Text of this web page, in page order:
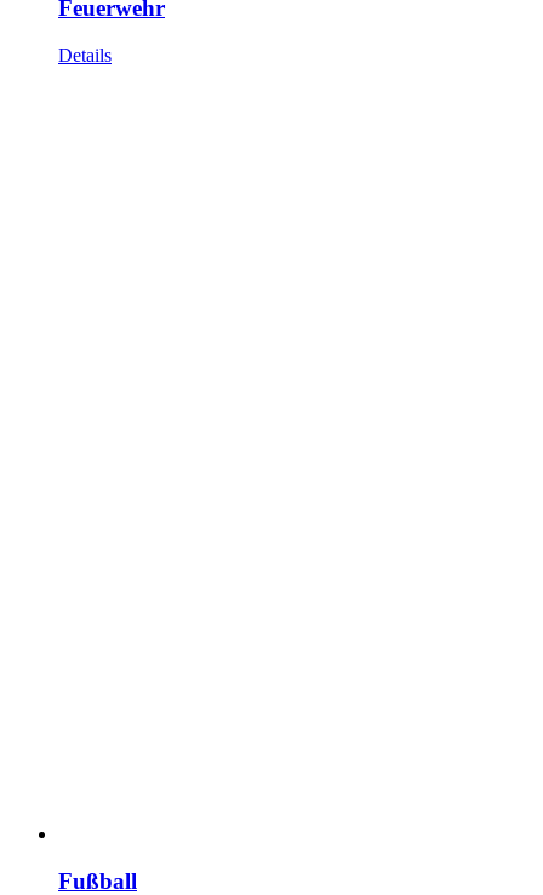
Feuerwehr
Details
Fußball